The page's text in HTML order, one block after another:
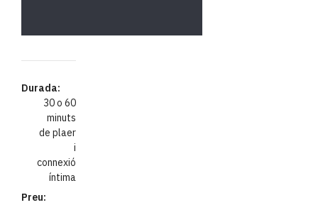
Durada:
30 o 60
minuts
de plaer
i
connexió
íntima
Preu: